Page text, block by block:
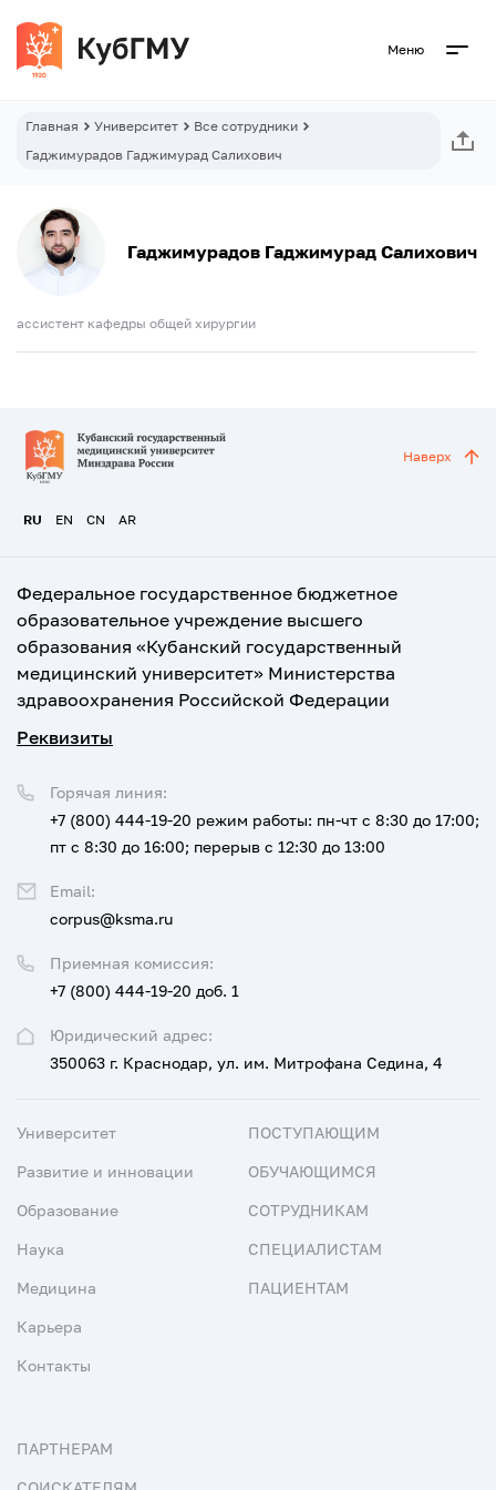
Меню
Главная Университет
Все сотрудники
Гаджимурадов Гаджимурад Салихович
Гаджимурадов Гаджимурад Салихович
ассистент кафедры общей хирургии
RU EN CN AR
Наверх
Федеральное государственное бюджетное
образовательное учреждение высшего
образования «Кубанский государственный
медицинский университет» Министерства
здравоохранения Российской Федерации
Реквизиты
Юридический адрес:
350063 г. Краснодар, ул. им. Митрофана Седина, 4
Приемная комиссия:
+7 (800) 444-19-20 доб. 1
Горячая линия:
+7 (800) 444-19-20 режим работы: пн-чт с 8:30 до 17:00;
пт с 8:30 до 16:00; перерыв с 12:30 до 13:00
Email:
corpus@ksma.ru
Университет
Развитие и инновации
Образование
Наука
Медицина
Карьера
Контакты
ПОСТУПАЮЩИМ
ОБУЧАЮЩИМСЯ
СОТРУДНИКАМ
СПЕЦИАЛИСТАМ
ПАЦИЕНТАМ
ПАРТНЕРАМ